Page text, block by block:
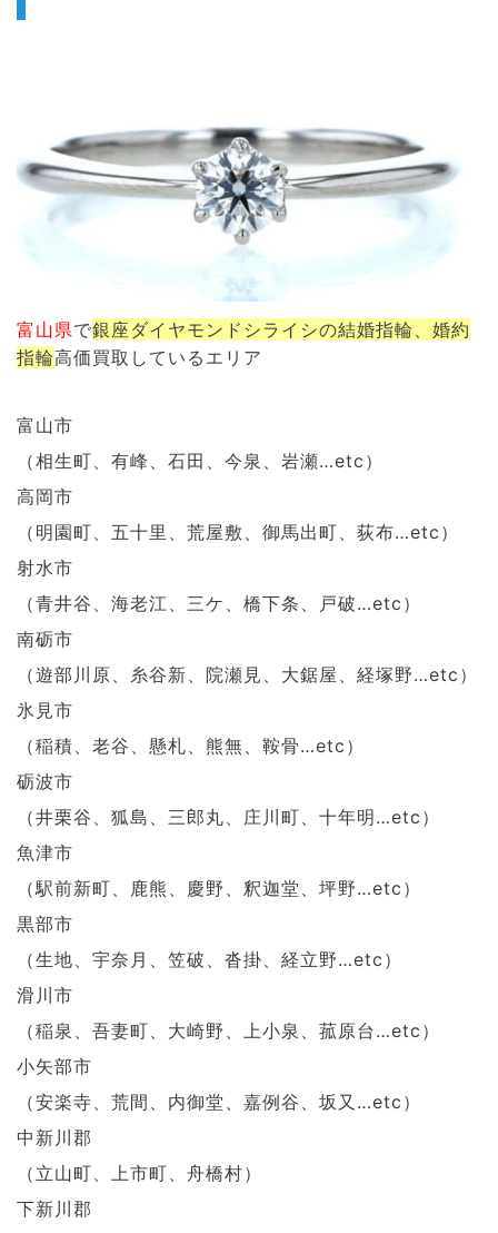
富山県で銀座ダイヤモンドシライシの結婚指輪、婚約
指輪高価買取しているエリア
富山市
（相生町、有峰、石田、今泉、岩瀬…etc）
高岡市
（明園町、五十里、荒屋敷、御馬出町、荻布…etc）
射水市
（青井谷、海老江、三ケ、橋下条、戸破…etc）
南砺市
（遊部川原、糸谷新、院瀬見、大鋸屋、経塚野…etc）
氷見市
（稲積、老谷、懸札、熊無、鞍骨…etc）
砺波市
（井栗谷、狐島、三郎丸、庄川町、十年明…etc）
魚津市
（駅前新町、鹿熊、慶野、釈迦堂、坪野…etc）
黒部市
（生地、宇奈月、笠破、沓掛、経立野…etc）
滑川市
（稲泉、吾妻町、大崎野、上小泉、菰原台…etc）
小矢部市
（安楽寺、荒間、内御堂、嘉例谷、坂又…etc）
中新川郡
（立山町、上市町、舟橋村）
下新川郡